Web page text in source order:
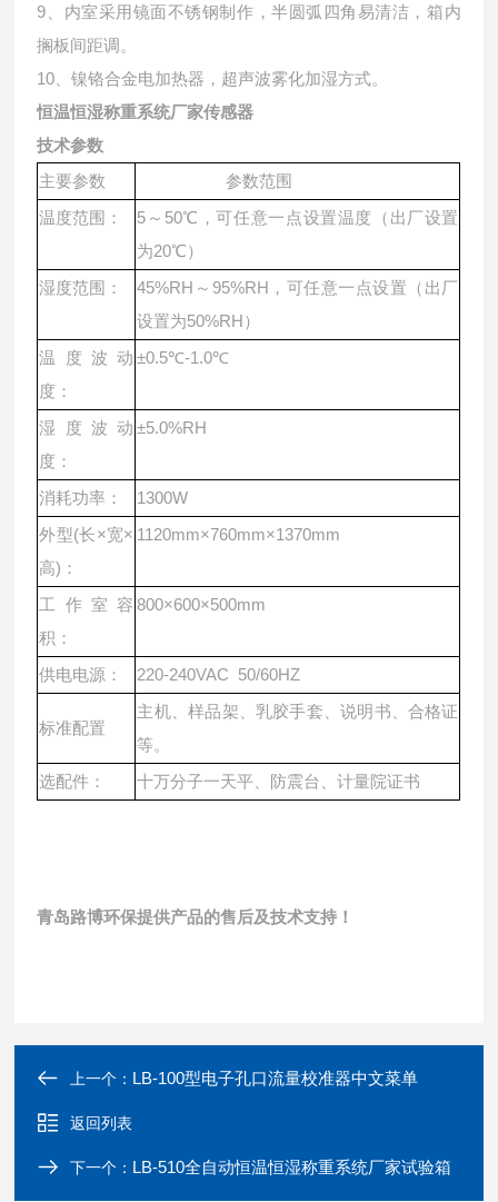
9、内室采用镜面不锈钢制作，半圆弧四角易清洁，箱内
搁板间距调。
10、镍铬合金电加热器，超声波雾化加湿方式。
恒温恒湿称重系统厂家传感器
技术参数
主要参数
参数范围
温度范围：
5～50℃，可任意一点设置温度（出厂设置
为20℃）
湿度范围：
45%RH～95%RH，可任意一点设置（出厂
设置为50%RH）
温度波动
度：
±0.5℃-1.0℃
湿度波动
度：
±5.0%RH
消耗功率：
1300W
外型(长×宽×
高)：
1120mm×760mm×1370mm
工作室容
积：
800×600×500mm
供电电源： 220-240VAC 50/60HZ
标准配置
主机、样品架、乳胶手套、说明书、合格证
等。
选配件：
十万分子一天平、防震台、计量院证书
青岛路博环保提供产品的售后及技术支持！
上一个： LB-100型电子孔口流量校准器中文菜单
返回列表
下一个： LB-510全自动恒温恒湿称重系统厂家试验箱